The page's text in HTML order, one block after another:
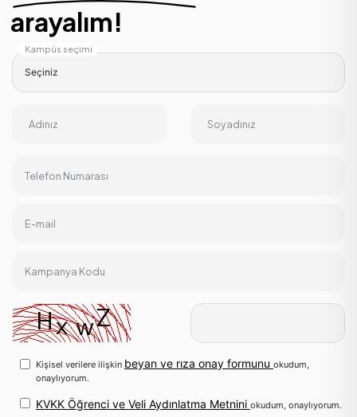
arayalım!
Kampüs seçimi
Adınız Soyadınız
Telefon Numarası
E-mail
Kampanya Kodu
Kişisel verilere ilişkin beyan ve rıza onay formunu okudum,
onaylıyorum.
KVKK Öğrenci ve Veli Aydınlatma Metnini okudum, onaylıyorum.